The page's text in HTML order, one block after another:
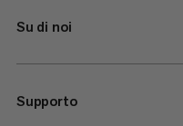
Su di noi
Supporto